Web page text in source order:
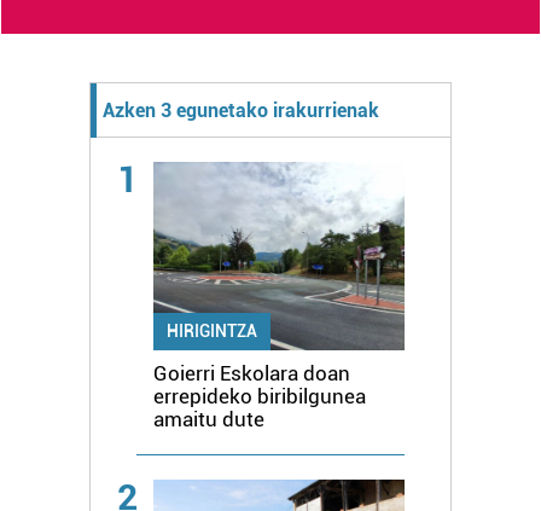
Azken 3 egunetako irakurrienak
1
HIRIGINTZA
Goierri Eskolara doan
errepideko biribilgunea
amaitu dute
2